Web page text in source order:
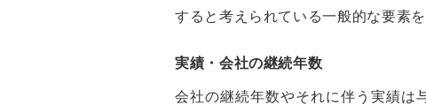
すると考えられている一般的な要素を
実績・会社の継続年数
会社の継続年数やそれに伴う実績は